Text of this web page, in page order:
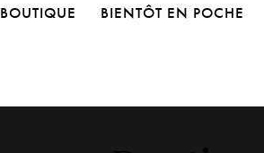
BOUTIQUE BIENTÔT EN POCHE